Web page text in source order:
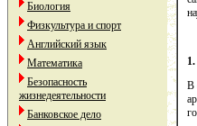
Биология
Физкультура и спорт
Английский язык
Математика
Безопасность
жизнедеятельности
Банковское дело
В